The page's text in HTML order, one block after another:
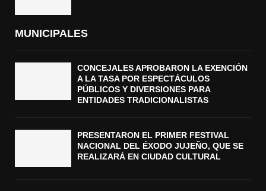
MUNICIPALES
CONCEJALES APROBARON LA EXENCIÓN
A LA TASA POR ESPECTÁCULOS
PÚBLICOS Y DIVERSIONES PARA
ENTIDADES TRADICIONALISTAS
PRESENTARON EL PRIMER FESTIVAL
NACIONAL DEL ÉXODO JUJEÑO, QUE SE
REALIZARÁ EN CIUDAD CULTURAL